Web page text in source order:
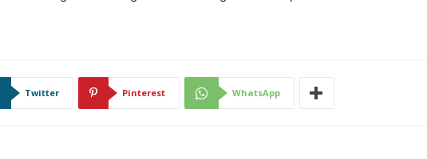
Twitter Pinterest WhatsApp